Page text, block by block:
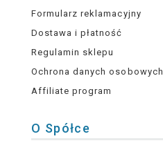
Formularz reklamacyjny
Dostawa i płatność
Regulamin sklepu
Ochrona danych osobowych
Affiliate program
O Spółce